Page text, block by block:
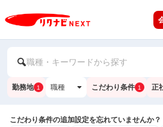
職種・キーワードから探す
勤務地 1 職種 こだわり条件 1 正
こだわり条件の追加設定を忘れていませんか？